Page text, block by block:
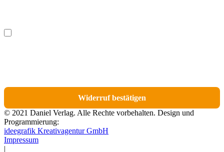
Ich möchte bestimmte Positionen für den Widerruf
Widerruf bestätigen
© 2021 Daniel Verlag. Alle Rechte vorbehalten. Design und
Programmierung:
ideegrafik Kreativagentur GmbH
Impressum
|